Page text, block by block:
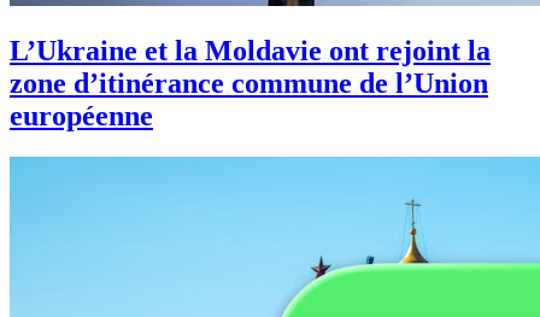
L’Ukraine et la Moldavie ont rejoint la
zone d’itinérance commune de l’Union
européenne